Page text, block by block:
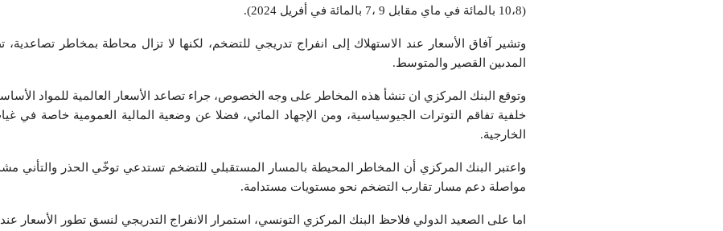
(10،8 بالمائة في ماي مقابل 9 ،7 بالمائة في أفریل 2024).
وتشیر آفاق الأسعار عند الاستھلاك إلى انفراج تدریجي للتضخم، لكنھا لا تزال محاطة بمخاطر
المدىين القصیر والمتوسط.
وتوقع البنك المركزي ان تنشأ هذه المخاطر على وجه الخصوص، جراء تصاعد الأسعار العالمیة للمواد
خلفیة تفاقم التوترات الجیوسیاسیة، ومن الإجھاد المائي، فضلا عن وضعیة المالیة العمومیة خاصة في
الخارجیة.
واعتبر البنك المركزي أن المخاطر المحیطة بالمسار المستقبلي للتضخم تستدعي توخّي الحذر والتأني
مواصلة دعم مسار تقارب التضخم نحو مستویات مستدامة.
اما على الصعید الدولي فلاحظ البنك المركزي التونسي، استمرار الانفراج التدریجي لنسق تطور الأسعار